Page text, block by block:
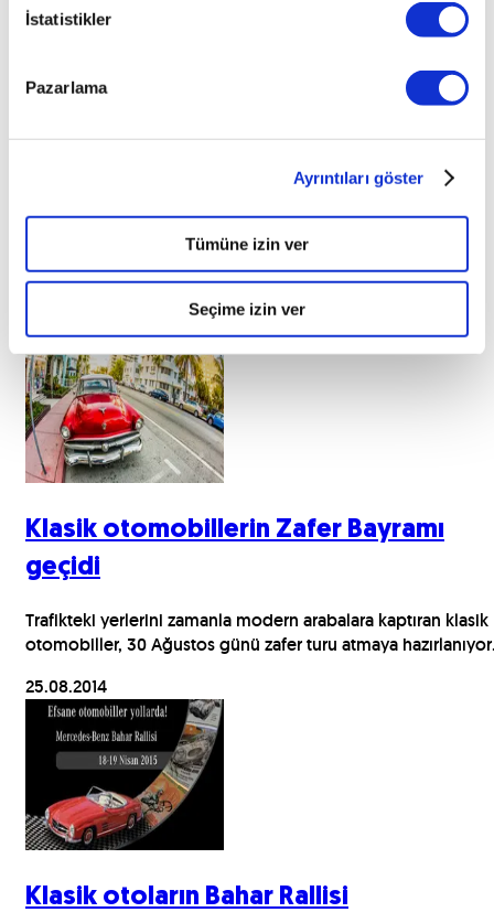
İstatistikler
Pazarlama
Ayrıntıları göster
Tümüne izin ver
Seçime izin ver
Klasik otomobillerin Zafer Bayramı
geçidi
Trafikteki yerlerini zamanla modern arabalara kaptıran klasik
otomobiller, 30 Ağustos günü zafer turu atmaya
25.08.2014
Klasik otoların Bahar Rallisi